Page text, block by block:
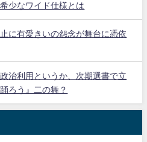
少なワイド仕様とは
に有愛きいの怨念が舞台に憑依
治利用というか、次期選書で立
ろう』二の舞？